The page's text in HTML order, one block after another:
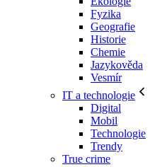
Fyzika
Geografie
Historie
Chemie
Jazykověda
Vesmír
IT a technologie
Digital
Mobil
Technologie
Trendy
True crime